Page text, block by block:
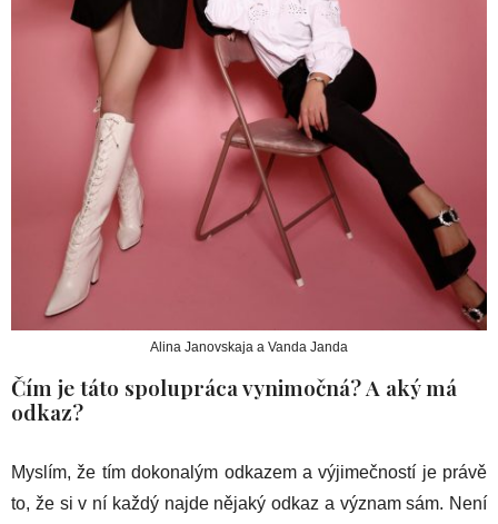
Alina Janovskaja a Vanda Janda
Čím je táto spolupráca vynimočná? A aký má
odkaz?
Myslím, že tím dokonalým odkazem a výjimečností je právě
to, že si v ní každý najde nějaký odkaz a význam sám. Není